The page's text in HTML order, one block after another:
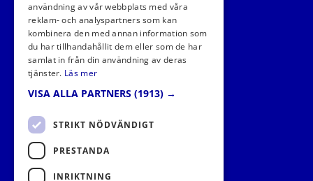
FÖLJ OSS I SOCIALA MEDIER
användning av vår webbplats med våra
reklam- och analyspartners som kan
kombinera den med annan information som
du har tillhandahållit dem eller som de har
samlat in från din användning av deras
tjänster. Läs mer
VISA ALLA PARTNERS (1913) →
STRIKT NÖDVÄNDIGT
PRESTANDA
INRIKTNING